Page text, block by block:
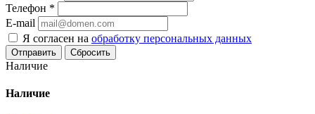
Телефон *
E-mail
Я согласен на обработку персональных данных
Сбросить
Наличие
Наличие